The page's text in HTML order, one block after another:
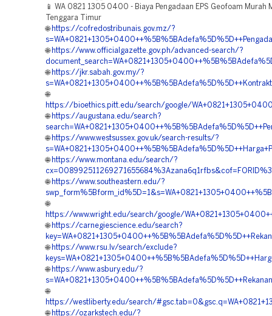
📱 WA 0821 1305 0400 - Biaya Pengadaan EPS Geofoam Murah
Tenggara Timur
🌐 https://cofredostribunais.gov.mz/?
🌐 https://www.officialgazette.gov.ph/advanced-search/?
🌐 https://jkr.sabah.gov.my/?
🌐
https://bioethics.pitt.edu/search/google/
🌐 https://augustana.edu/search?
🌐 https://www.westsussex.gov.uk/search-results/?
🌐 https://www.montana.edu/search/?
🌐 https://www.southeastern.edu/?
🌐
https://www.wright.edu/search/google/
🌐 https://carnegiescience.edu/search?
🌐 https://www.rsu.lv/search/exclude?
🌐 https://www.asbury.edu/?
🌐
https://westliberty.edu/search/
🌐 https://ozarkstech.edu/?